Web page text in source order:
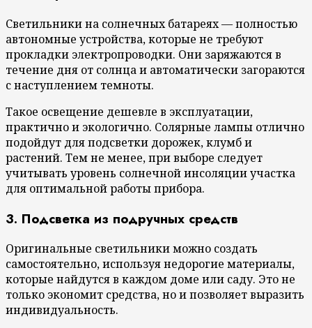
Светильники на солнечных батареях — полностью
автономные устройства, которые не требуют
прокладки электропроводки. Они заряжаются в
течение дня от солнца и автоматически загораются
с наступлением темноты.
Такое освещение дешевле в эксплуатации,
практично и экологично. Солярные лампы отлично
подойдут для подсветки дорожек, клумб и
растений. Тем не менее, при выборе следует
учитывать уровень солнечной инсоляции участка
для оптимальной работы прибора.
3. Подсветка из подручных средств
Оригинальные светильники можно создать
самостоятельно, используя недорогие материалы,
которые найдутся в каждом доме или саду. Это не
только экономит средства, но и позволяет выразить
индивидуальность.